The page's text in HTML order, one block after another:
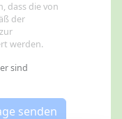
dass die von
der
zur
werden.
sind
senden